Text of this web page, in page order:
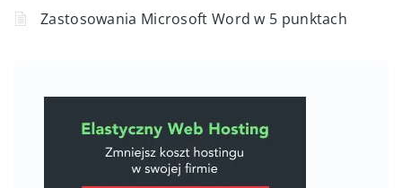
Zastosowania Microsoft Word w 5 punktach